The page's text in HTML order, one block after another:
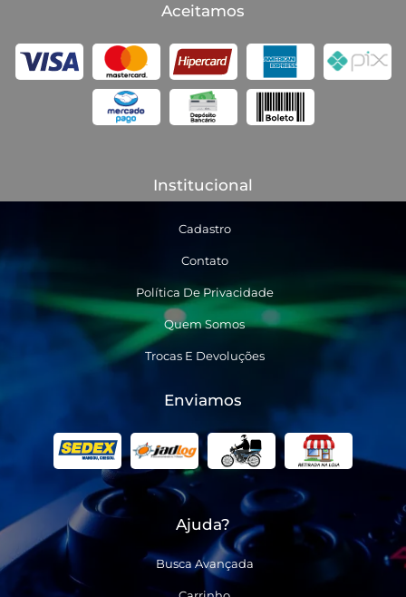
Aceitamos
Institucional
Cadastro
Contato
Política De Privacidade
Quem Somos
Trocas E Devoluções
Enviamos
Ajuda?
Busca Avançada